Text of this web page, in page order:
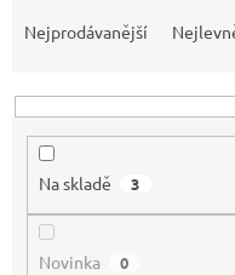
n
Nejprodávanější
Na skladě 3
Novinka 0